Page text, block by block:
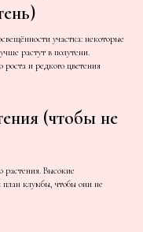
участка: некоторые
растут в полутени.
и редкого цветения
(чтобы не
растения. Высокие
план клумбы, чтобы они не